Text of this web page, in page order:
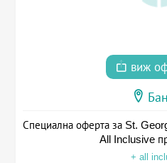
виж
Специална оферта за St.
All Inclusive
+ all